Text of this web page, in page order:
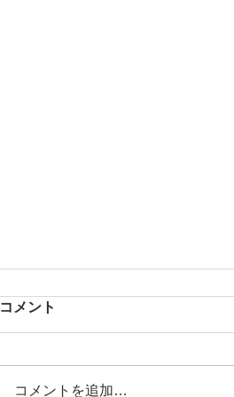
芳醇な香り
コメント
コメントを追加…